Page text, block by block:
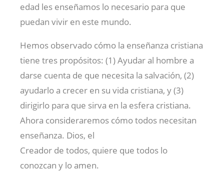
edad les enseñamos lo necesario para que
puedan vivir en este mundo.
Hemos observado cómo la enseñanza cristiana
tiene tres propósitos: (1) Ayudar al hombre a
darse cuenta de que necesita la salvación, (2)
ayudarlo a crecer en su vida cristiana, y (3)
dirigirlo para que sirva en la esfera cristiana.
Ahora consideraremos cómo todos necesitan
enseñanza. Dios, el
Creador de todos, quiere que todos lo
conozcan y lo amen.